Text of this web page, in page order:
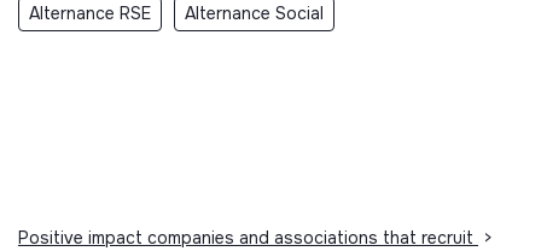
Alternance RSE Alternance Social
Positive impact companies and associations that recruit
>